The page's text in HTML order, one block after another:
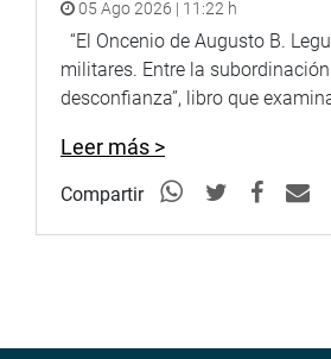
05 Ago 2026 | 11:22 h
“El Oncenio de Augusto B.
militares. Entre la
desconfianza”, libro que
Leer más >
Compartir